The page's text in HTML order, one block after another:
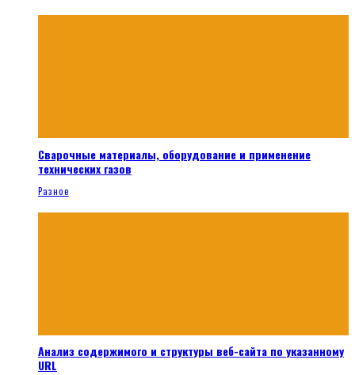
Сварочные материалы, оборудование и применение
технических газов
Разное
Анализ содержимого и структуры веб-сайта по указанному
URL